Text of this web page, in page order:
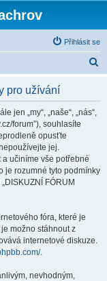
Přihlásit se
pro užívání
jen „my“, „naše“, „nás“,
forum”), souhlasíte
opusťte
jej.
učiníme vše potřebné
je rozumné tyto podmínky
FÓRUM
fóra, které je
je možno stáhnout z
internetové diskuze.
.
nevhodným,